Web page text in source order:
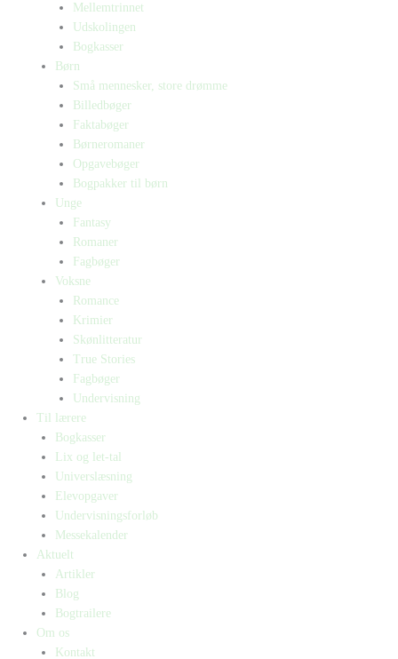
Mellemtrinnet
Udskolingen
Bogkasser
Børn
Små mennesker, store drømme
Billedbøger
Faktabøger
Børneromaner
Opgavebøger
Bogpakker til børn
Unge
Fantasy
Romaner
Fagbøger
Voksne
Romance
Krimier
Skønlitteratur
True Stories
Fagbøger
Undervisning
Til lærere
Bogkasser
Lix og let-tal
Universlæsning
Elevopgaver
Undervisningsforløb
Messekalender
Aktuelt
Artikler
Blog
Bogtrailere
Om os
Kontakt